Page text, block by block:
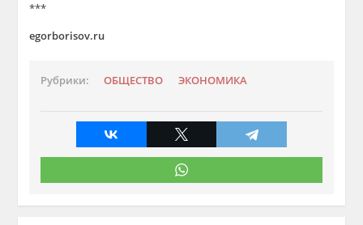
***
egorborisov.ru
Рубрики: ОБЩЕСТВО ЭКОНОМИКА